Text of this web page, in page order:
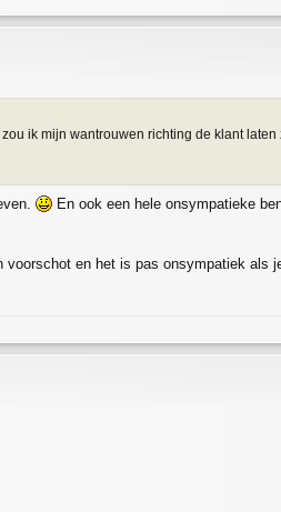
ik mijn wantrouwen richting de klant
En ook een hele onsympatieke
en het is pas onsympatiek als